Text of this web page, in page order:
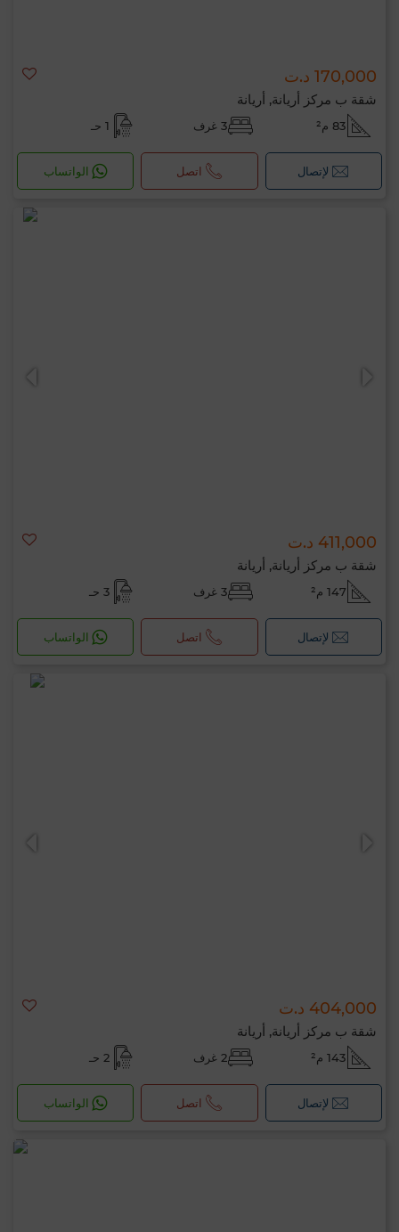
170,000 د.ت
شقة ب مركز أريانة, أريانة
83 م² 3 غرف 1 حـ
لإتصال اتصل الواتساب
411,000 د.ت
شقة ب مركز أريانة, أريانة
147 م² 3 غرف 3 حـ
لإتصال اتصل الواتساب
404,000 د.ت
شقة ب مركز أريانة, أريانة
143 م² 2 غرف 2 حـ
لإتصال اتصل الواتساب